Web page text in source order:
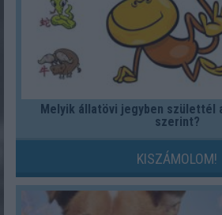
Melyik állatövi jegyben születtél
szerint?
KISZÁMOLOM!